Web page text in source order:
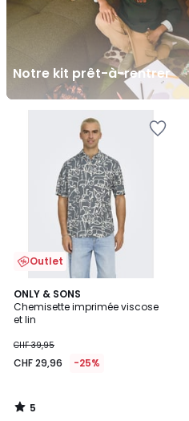
Notre kit prêt-à-rentrer
Outlet
ONLY & SONS
Chemisette imprimée viscose
et lin
CHF 39,95
CHF 29,96 -25%
5
/
5
5
/